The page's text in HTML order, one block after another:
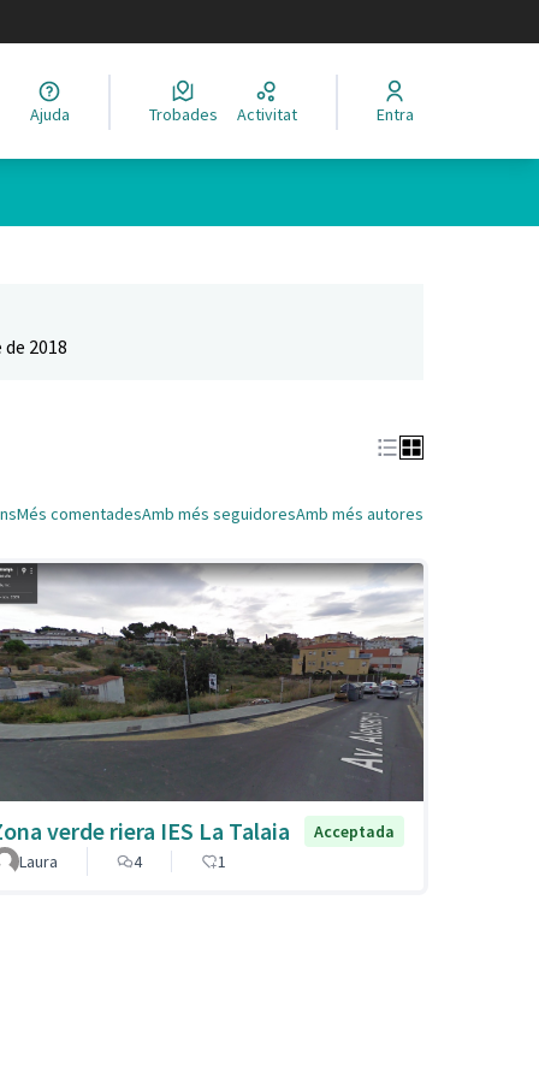
Elegir el idioma
Ajuda Trobades Activitat Entra
2018
Més comentadesAmb més seguidoresAmb més autores
verde riera IES La Talaia
Acceptada
Laura
4 1